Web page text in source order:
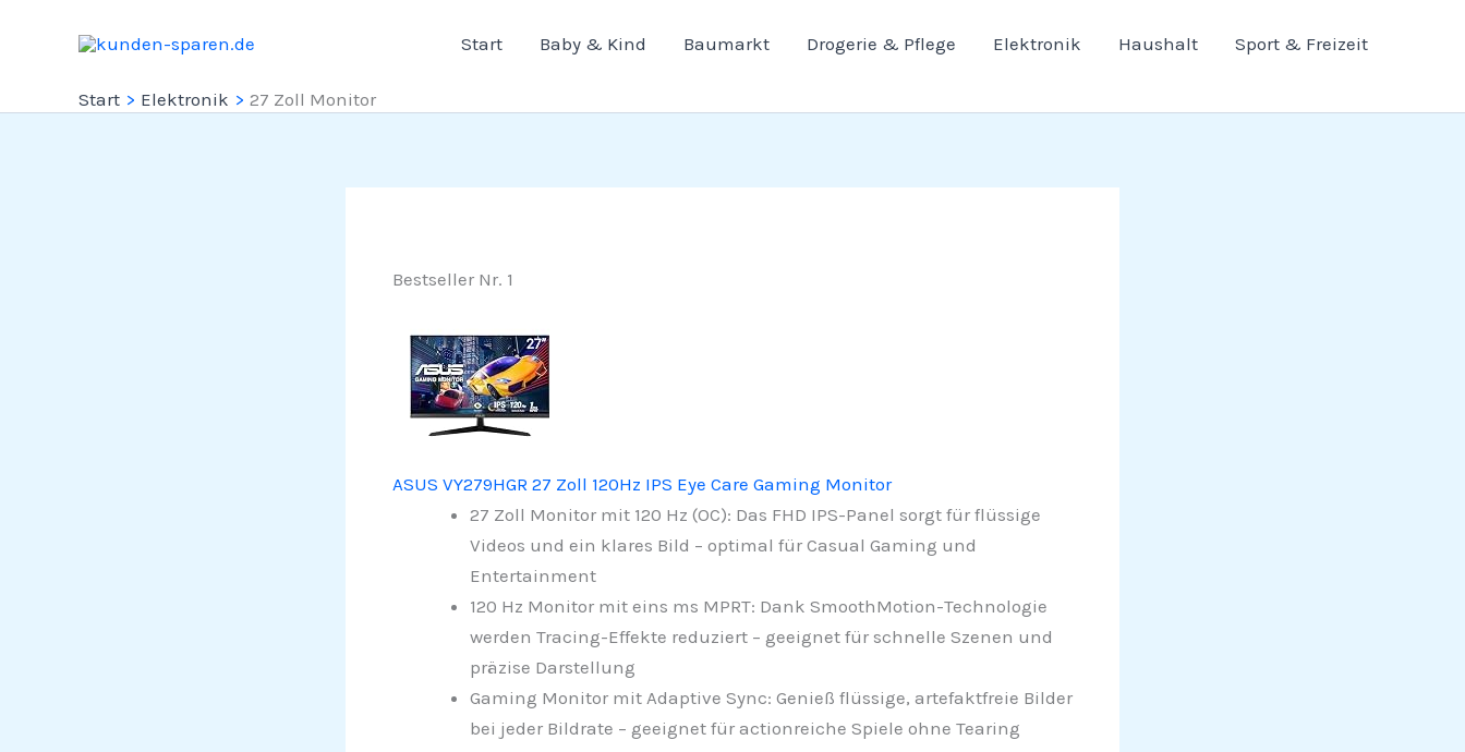
Start Baby & Kind Baumarkt Drogerie & Pflege Elektronik Haushalt Sport & Freizeit
Start Elektronik 27 Zoll Monitor
Bestseller Nr. 1
ASUS VY279HGR 27 Zoll 120Hz IPS Eye Care Gaming Monitor
27 Zoll Monitor mit 120 Hz (OC): Das FHD IPS-Panel sorgt für flüssige
Videos und ein klares Bild – optimal für Casual Gaming und
Entertainment
120 Hz Monitor mit eins ms MPRT: Dank SmoothMotion-Technologie
werden Tracing-Effekte reduziert – geeignet für schnelle Szenen und
präzise Darstellung
Gaming Monitor mit Adaptive Sync: Genieß flüssige, artefaktfreie Bilder
bei jeder Bildrate – geeignet für actionreiche Spiele ohne Tearing